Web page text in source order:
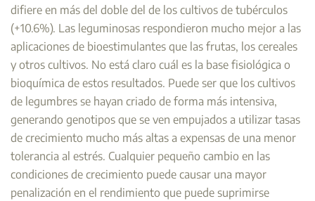
difiere en más del doble del de los cultivos de tubérculos
(+10.6%). Las leguminosas respondieron mucho mejor a las
aplicaciones de bioestimulantes que las frutas, los cereales
y otros cultivos. No está claro cuál es la base fisiológica o
bioquímica de estos resultados. Puede ser que los cultivos
de legumbres se hayan criado de forma más intensiva,
generando genotipos que se ven empujados a utilizar tasas
de crecimiento mucho más altas a expensas de una menor
tolerancia al estrés. Cualquier pequeño cambio en las
condiciones de crecimiento puede causar una mayor
penalización en el rendimiento que puede suprimirse